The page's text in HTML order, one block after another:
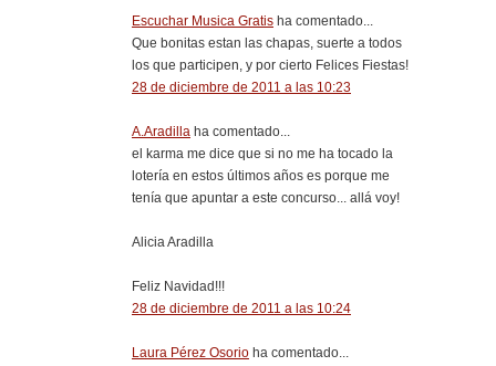
Escuchar Musica Gratis ha comentado...
Que bonitas estan las chapas, suerte a todos
los que participen, y por cierto Felices Fiestas!
28 de diciembre de 2011 a las 10:23
A.Aradilla ha comentado...
el karma me dice que si no me ha tocado la
lotería en estos últimos años es porque me
tenía que apuntar a este concurso... allá voy!
Alicia Aradilla
Feliz Navidad!!!
28 de diciembre de 2011 a las 10:24
Laura Pérez Osorio ha comentado...